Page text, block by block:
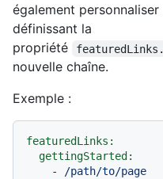
également
définissant la
propriété
nouvelle chaîne.
Exemple :
featuredLinks:
gettingStarted:
-
/path/to/page